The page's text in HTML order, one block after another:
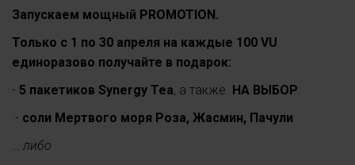
Запускаем мощный PROMOTION.
Только с 1 по 30 апреля на каждые 100 VU
единоразово получайте в подарок:
- 5 пакетиков Synergy Tea, а также НА ВЫБОР:
- соли Мертвого моря Роза, Жасмин, Пачули
… либо